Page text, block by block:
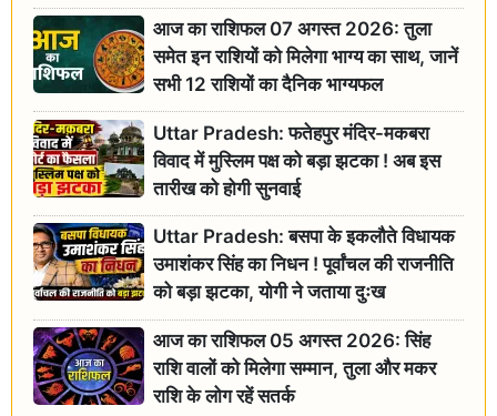
आज का राशिफल 07 अगस्त 2026: तुला
समेत इन राशियों को मिलेगा भाग्य का साथ, जानें
सभी 12 राशियों का दैनिक भाग्यफल
Uttar Pradesh: फतेहपुर मंदिर-मकबरा
विवाद में मुस्लिम पक्ष को बड़ा झटका ! अब इस
तारीख को होगी सुनवाई
Uttar Pradesh: बसपा के इकलौते विधायक
उमाशंकर सिंह का निधन ! पूर्वांचल की राजनीति
को बड़ा झटका, योगी ने जताया दुःख
आज का राशिफल 05 अगस्त 2026: सिंह
राशि वालों को मिलेगा सम्मान, तुला और मकर
राशि के लोग रहें सतर्क